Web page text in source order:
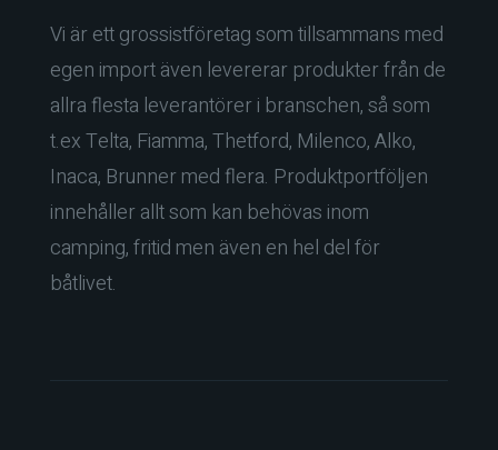
Vi är ett grossistföretag som tillsammans med
egen import även levererar produkter från de
allra flesta leverantörer i branschen, så som
t.ex Telta, Fiamma, Thetford, Milenco, Alko,
Inaca, Brunner med flera. Produktportföljen
innehåller allt som kan behövas inom
camping, fritid men även en hel del för
båtlivet.